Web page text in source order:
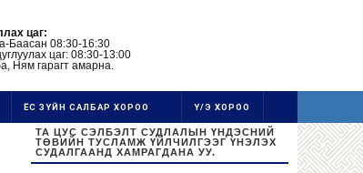
цаг:
Баасан 08:30-16:30
цаг: 08:30-13:00
Ням гарагт амарна.
ЁС ЗҮЙН САЛБАР ХОРОО Ү/Э ХОРОО
ТА ЦУС СЭЛБЭЛТ СУДЛАЛЫН ҮНДЭСНИЙ
ТӨВИЙН ТУСЛАМЖ ҮЙЛЧИЛГЭЭГ ҮНЭЛЭХ
СУДАЛГААНД ХАМРАГДАНА УУ.